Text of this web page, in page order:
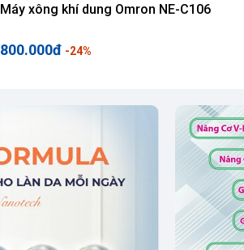
Máy xông khí dung Omron NE-C106
800.000đ -24%